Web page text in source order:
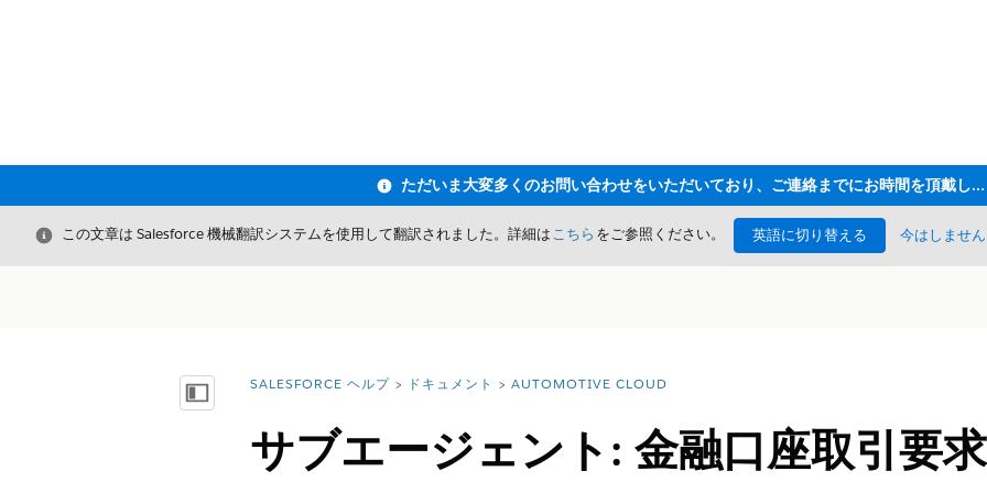
ただいま大変多くのお問い合わせをいただいており、ご連絡までにお時間を頂戴しております
閉じる
この文章は Salesforce 機械翻訳システムを使用して翻訳されました。詳細はこちら をご参照ください。 英語に切り替える 今はしません
目次を表示詳細情報:
SALESFORCE ヘルプ ドキュメント AUTOMOTIVE CLOUD
サブエージェント: 金融口座取引要求